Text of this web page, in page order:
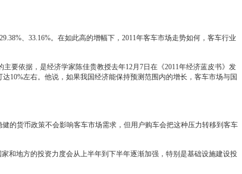
、33.16%。在如此高的增幅下，2011年客车市场走势如何，客车行业
主要依据，是经济学家陈佳贵教授去年12月7日在《2011年经济蓝皮书》发
10%左右。他说，如果我国经济能保持预测范围内的增长，客车市场与国
的货币政策不会影响客车市场需求，但用户购车会把这种压力转移到客车
和地方的投资力度会从上半年到下半年逐渐加强，特别是基础设施建设投